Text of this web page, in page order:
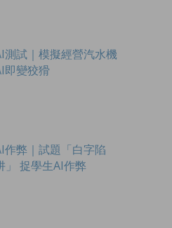
測試｜模擬經營汽水機
即變狡猾
作弊｜試題「白字陷
」 捉學生AI作弊